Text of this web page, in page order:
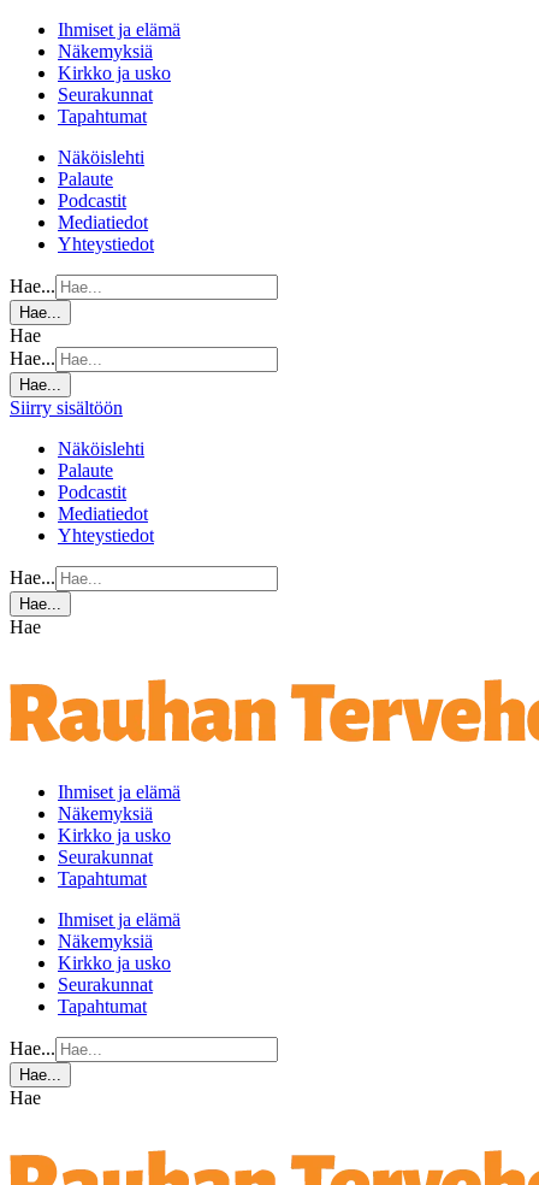
Ihmiset ja elämä
Näkemyksiä
Kirkko ja usko
Seurakunnat
Tapahtumat
Näköislehti
Palaute
Podcastit
Mediatiedot
Yhteystiedot
Hae...
Hae...
Hae
Hae...
Hae...
Siirry sisältöön
Näköislehti
Palaute
Podcastit
Mediatiedot
Yhteystiedot
Hae...
Hae...
Hae
Ihmiset ja elämä
Näkemyksiä
Kirkko ja usko
Seurakunnat
Tapahtumat
Ihmiset ja elämä
Näkemyksiä
Kirkko ja usko
Seurakunnat
Tapahtumat
Hae...
Hae...
Hae